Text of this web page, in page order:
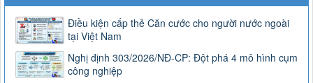
Điều kiện cấp thẻ Căn cước cho người nước ngoài
tại Việt Nam
Nghị định 303/2026/NĐ-CP: Đột phá 4 mô hình cụm
công nghiệp